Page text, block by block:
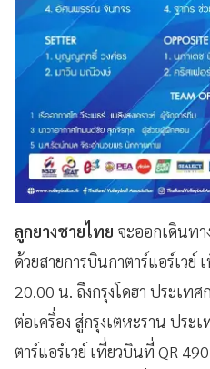
ลูกยางชายไทย จะออกเดินท
ด้วยสายการบินกาตาร์แอร์เวย์
20.00 น. ถึงกรุงโดฮา ประเท
ต่อเครื่อง สู่กรุงเตหะราน ประ
ตาร์แอร์เวย์ เที่ยวบินที่ QR